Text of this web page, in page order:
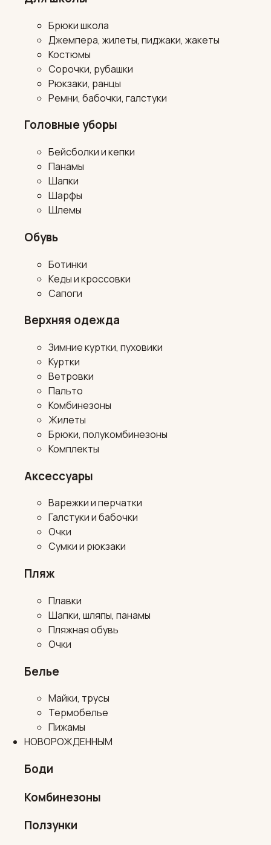
Брюки школа
Джемпера, жилеты, пиджаки, жакеты
Костюмы
Сорочки, рубашки
Рюкзаки, ранцы
Ремни, бабочки, галстуки
Головные уборы
Бейсболки и кепки
Панамы
Шапки
Шарфы
Шлемы
Обувь
Ботинки
Кеды и кроссовки
Сапоги
Верхняя одежда
Зимние куртки, пуховики
Куртки
Ветровки
Пальто
Комбинезоны
Жилеты
Брюки, полукомбинезоны
Комплекты
Аксессуары
Варежки и перчатки
Галстуки и бабочки
Очки
Сумки и рюкзаки
Пляж
Плавки
Шапки, шляпы, панамы
Пляжная обувь
Очки
Белье
Майки, трусы
Термобелье
Пижамы
НОВОРОЖДЕННЫМ
Боди
Комбинезоны
Ползунки